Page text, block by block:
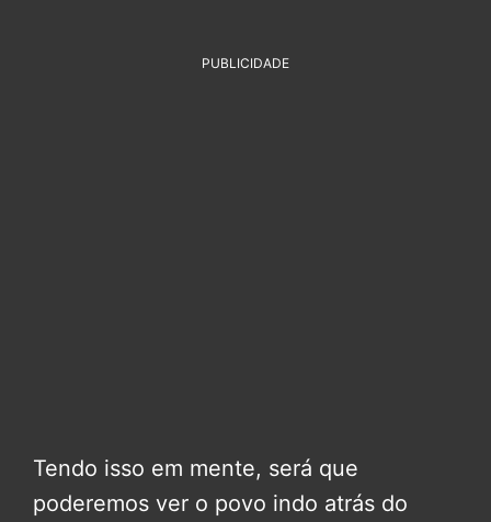
PUBLICIDADE
Tendo isso em mente, será que
poderemos ver o povo indo atrás do